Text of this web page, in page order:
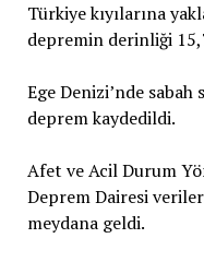
Türkiye kıyılarına
depremin derinliği
Ege Denizi’nde
deprem kaydedildi.
Afet ve Acil Durum
Deprem Dairesi
meydana geldi.